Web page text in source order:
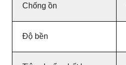
Chống ồn
Độ bền